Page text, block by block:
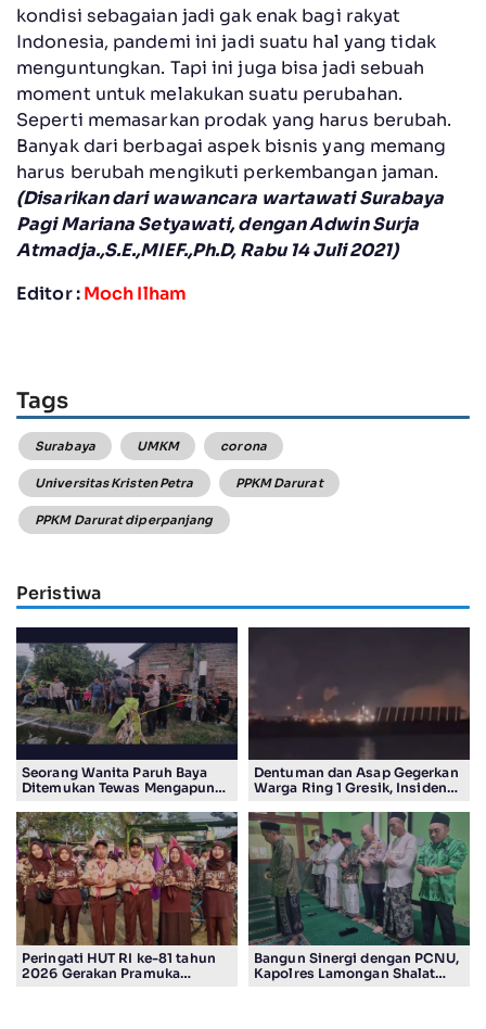
kondisi sebagaian jadi gak enak bagi rakyat
Indonesia, pandemi ini jadi suatu hal yang tidak
menguntungkan. Tapi ini juga bisa jadi sebuah
moment untuk melakukan suatu perubahan.
Seperti memasarkan prodak yang harus berubah.
Banyak dari berbagai aspek bisnis yang memang
harus berubah mengikuti perkembangan jaman.
(Disarikan dari wawancara wartawati Surabaya
PagiMariana Setyawati, dengan Adwin Surja
Atmadja.,S.E.,MIEF.,Ph.D, Rabu 14 Juli 2021)
Editor :Moch Ilham
Tags
Surabaya UMKM corona
Universitas Kristen Petra PPKM Darurat
PPKM Darurat diperpanjang
Peristiwa
Seorang Wanita Paruh Baya
Ditemukan Tewas Mengapung
Dentuman dan Asap Gegerkan
Warga Ring 1 Gresik, Insiden
Smelting
Peringati HUT RI ke-81 tahun
2026 Gerakan Pramuka
Bangun Sinergi dengan PCNU,
Kapolres Lamongan Shalat